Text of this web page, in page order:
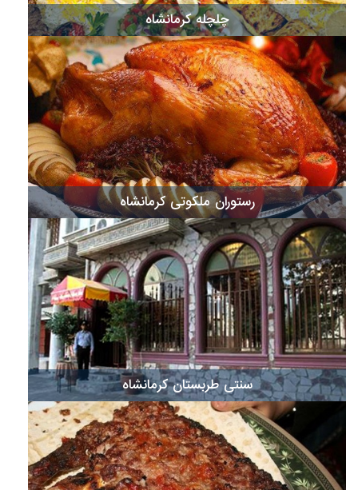
چلچله کرمانشاه
رستوران ملکوتی کرمانشاه
سنتی طربستان کرمانشاه